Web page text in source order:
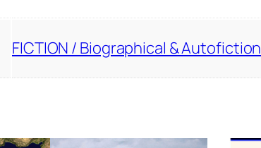
I
FICTION / Biographical & Autofiction